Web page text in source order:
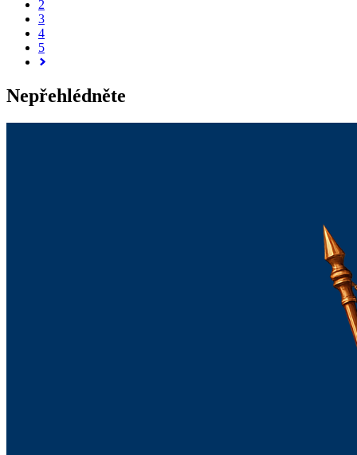
2
3
4
5
Nepřehlédněte